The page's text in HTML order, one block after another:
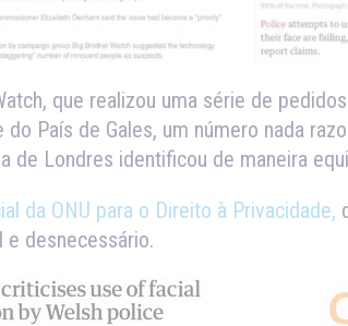
que realizou uma série de
País de Gales, um número nada
de Londres identificou de maneira
da ONU para o Direito à Privacidade,
desnecessário.